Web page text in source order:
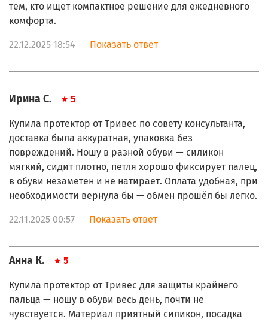
тем, кто ищет компактное решение для ежедневного
комфорта.
22.12.2025 18:54 Показать ответ
Ирина С. 5
Купила протектор от Тривес по совету консультанта,
доставка была аккуратная, упаковка без
повреждений. Ношу в разной обуви — силикон
мягкий, сидит плотно, петля хорошо фиксирует палец,
в обуви незаметен и не натирает. Оплата удобная, при
необходимости вернула бы — обмен прошёл бы легко.
22.11.2025 00:57 Показать ответ
Анна К. 5
Купила протектор от Тривес для защиты крайнего
пальца — ношу в обуви весь день, почти не
чувствуется. Материал приятный силикон, посадка